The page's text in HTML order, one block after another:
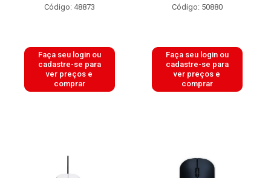
Código: 48873
Faça seu login ou
cadastre-se para
ver preços e
comprar
Código: 50880
Faça seu login ou
cadastre-se para
ver preços e
comprar